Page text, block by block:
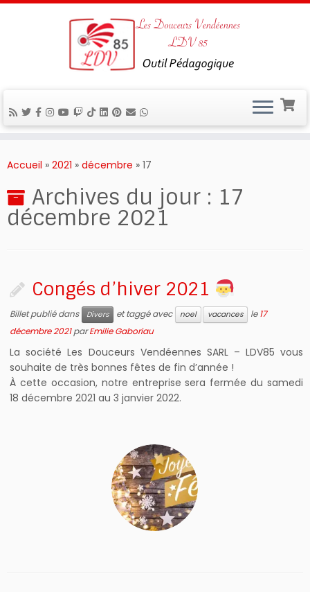
auAccueil » 2021 » décembre » 17
Archives du jour : 17
décembre 2021
Congés d’hiver 2021
Billet publié dans Divers et taggé avec noel vacances le17
décembre 2021 parEmilie Gaboriau
La société Les Douceurs Vendéennes SARL – LDV85 vous
souhaite de très bonnes fêtes de fin d’année !
À cette occasion, notre entreprise sera fermée du samedi
18 décembre 2021 au 3 janvier 2022.